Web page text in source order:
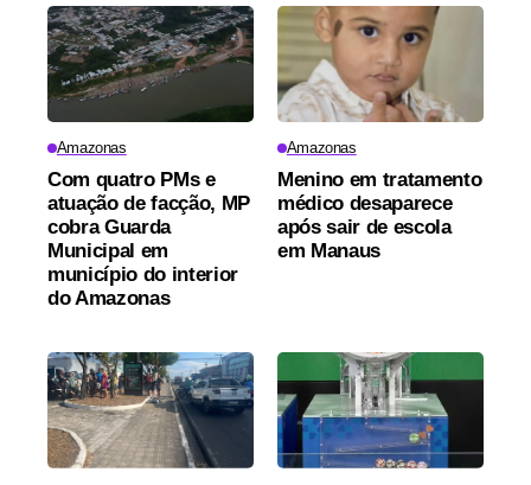
Amazonas
Com quatro PMs e
atuação de facção, MP
cobra Guarda
Municipal em
município do interior
do Amazonas
Amazonas
Menino em tratamento
médico desaparece
após sair de escola
em Manaus